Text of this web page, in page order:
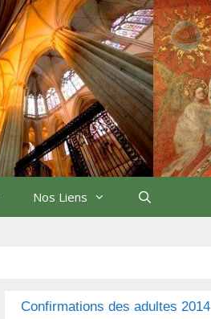
Nos Liens
Confirmations des adultes 2014